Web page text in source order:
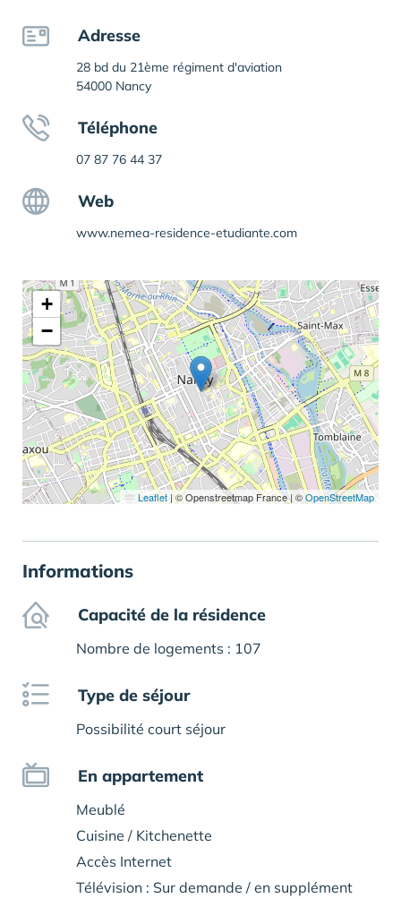
Adresse
28 bd du 21ème régiment d'aviation
54000 Nancy
Téléphone
07 87 76 44 37
Web
www.nemea-residence-etudiante.com
+
−
Leaflet |© Openstreetmap France | ©OpenStreetMap
Informations
Capacité de la résidence
Nombre de logements : 107
Type de séjour
Possibilité court séjour
En appartement
Meublé
Cuisine / Kitchenette
Accès Internet
Télévision : Sur demande / en supplément